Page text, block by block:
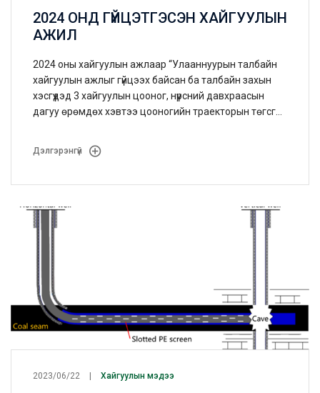
2024 ОНД ГҮЙЦЭТГЭСЭН ХАЙГУУЛЫН
АЖИЛ
2024 оны хайгуулын ажлаар “Улааннуурын талбайн
хайгуулын ажлыг гүйцээх байсан ба талбайн захын
хэсгүүдэд 3 хайгуулын цооног, нүүрсний давхраасын
дагуу өрөмдөх хэвтээ цооногийн траекторын төгсгөл
болон давхраасын даралтыг хянах зорилгоор
хяналтын өргөтгөсөн 1 цооног буюу нийт 4 босоо
Дэлгэрэнгүй
2023/06/22 Хайгуулын мэдээ